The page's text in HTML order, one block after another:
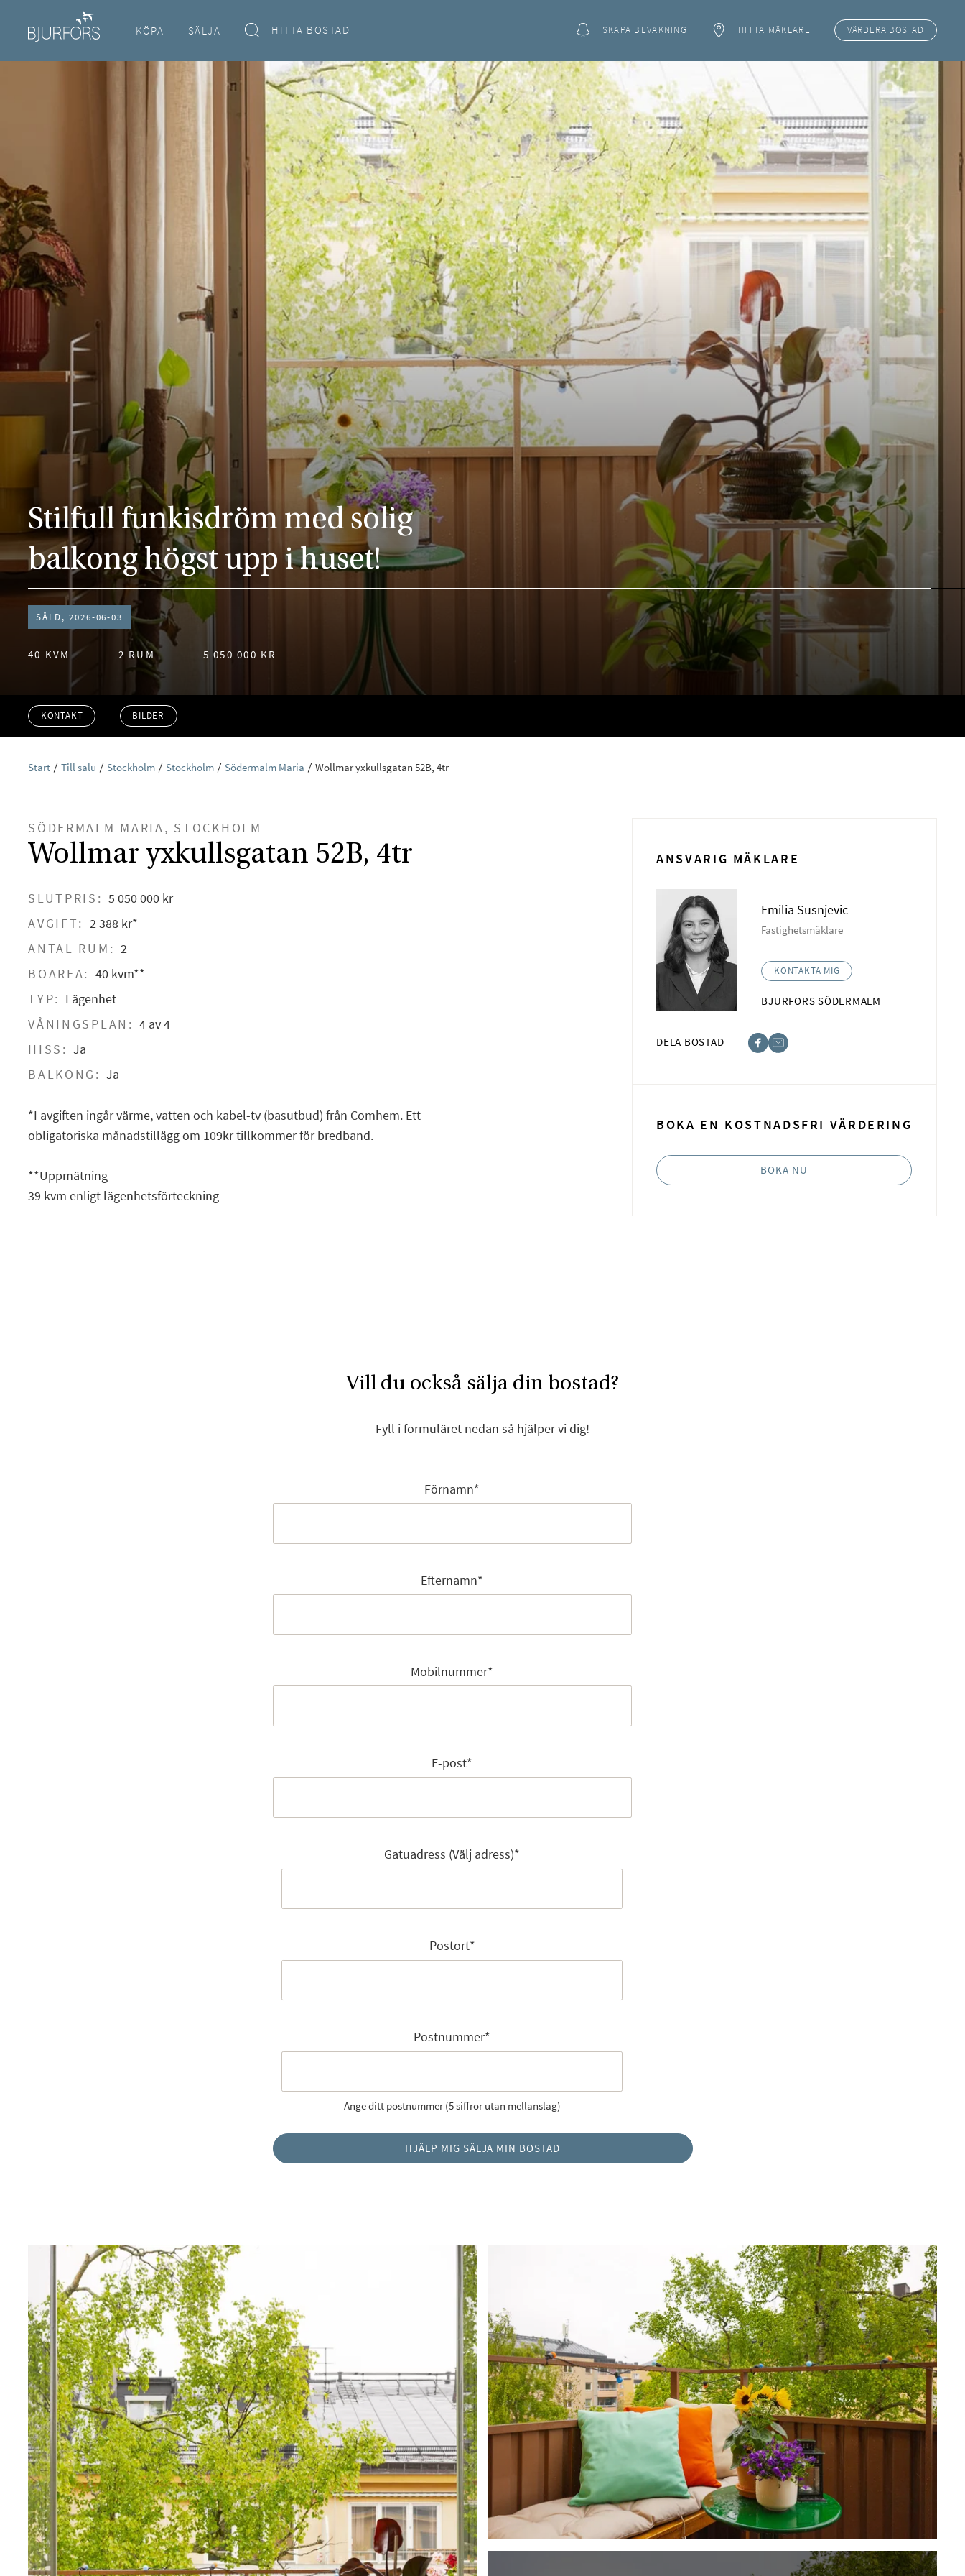
KÖPA SÄLJA HITTA BOSTAD SKAPA BEVAKNING HITTA MÄKLARE VÄRDERA BOSTAD
Stilfull funkisdröm med solig
balkong högst upp i huset!
SÅLD, 2026-06-03
40 KVM 2 RUM 5 050 000 KR
KONTAKT BILDER
Start Till salu Stockholm Stockholm Södermalm Maria Wollmar yxkullsgatan 52B, 4tr
SÖDERMALM MARIA, STOCKHOLM
Wollmar yxkullsgatan 52B, 4tr
SLUTPRIS: 5 050 000 kr
AVGIFT: 2 388 kr*
ANTAL RUM: 2
BOAREA: 40 kvm**
TYP: Lägenhet
VÅNINGSPLAN: 4 av 4
HISS: Ja
BALKONG: Ja
*I avgiften ingår värme, vatten och kabel-tv (basutbud) från Comhem. Ett
obligatoriska månadstillägg om 109kr tillkommer för bredband.
**Uppmätning
39 kvm enligt lägenhetsförteckning
ANSVARIG MÄKLARE
Emilia Susnjevic
Fastighetsmäklare
KONTAKTA MIG
BJURFORS SÖDERMALM
DELA BOSTAD
BOKA EN KOSTNADSFRI VÄRDERING
BOKA NU
Vill du också sälja din bostad?
Fyll i formuläret nedan så hjälper vi dig!
Förnamn*
Efternamn*
Mobilnummer*
E-post*
Gatuadress (Välj adress)*
Postort*
Postnummer*
Ange ditt postnummer (5 siffror utan mellanslag)